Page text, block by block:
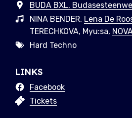
BUDA BXL,
NINA BENDER, Lena De
TERECHKOVA, Myu:sa,
Hard Techno
LINKS
Facebook
Tickets